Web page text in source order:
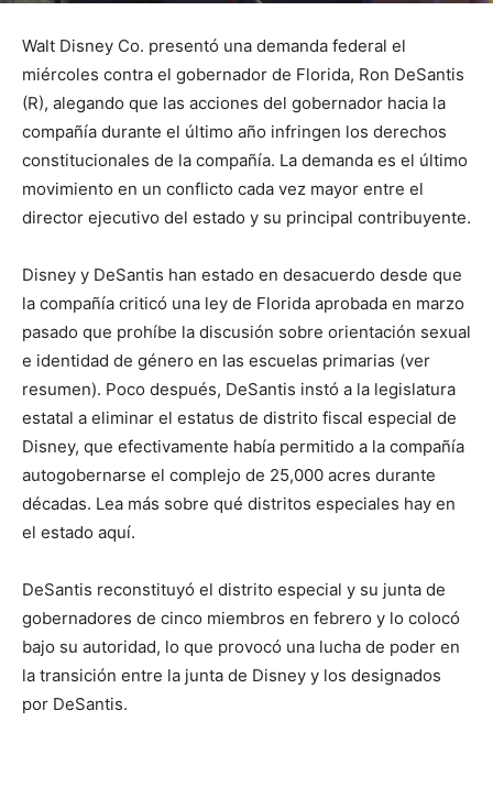
Walt Disney Co. presentó una demanda federal el
miércoles contra el gobernador de Florida, Ron DeSantis
(R), alegando que las acciones del gobernador hacia la
compañía durante el último año infringen los derechos
constitucionales de la compañía. La demanda es el último
movimiento en un conflicto cada vez mayor entre el
director ejecutivo del estado y su principal contribuyente.
Disney y DeSantis han estado en desacuerdo desde que
la compañía criticó una ley de Florida aprobada en marzo
pasado que prohíbe la discusión sobre orientación sexual
e identidad de género en las escuelas primarias (ver
resumen). Poco después, DeSantis instó a la legislatura
estatal a eliminar el estatus de distrito fiscal especial de
Disney, que efectivamente había permitido a la compañía
autogobernarse el complejo de 25,000 acres durante
décadas. Lea más sobre qué distritos especiales hay en
el estado aquí.
DeSantis reconstituyó el distrito especial y su junta de
gobernadores de cinco miembros en febrero y lo colocó
bajo su autoridad, lo que provocó una lucha de poder en
la transición entre la junta de Disney y los designados
por DeSantis.